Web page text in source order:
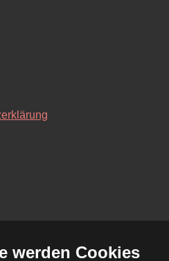
werden Cookies